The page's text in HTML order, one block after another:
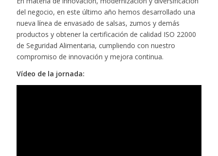
del negocio, en este último año hemos desarrollado una
nueva línea de envasado de salsas, zumos y demás
productos y obtener la certificación de calidad ISO 22000
de Seguridad Alimentaria, cumpliendo con nuestro
compromiso de innovación y mejora continua.
Vídeo de la jornada: